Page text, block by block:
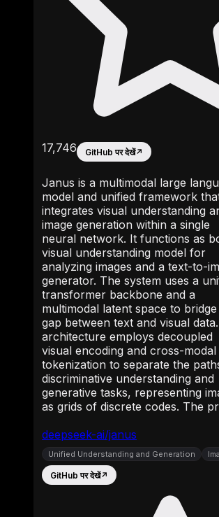
deepseek-ai/janus
17,746 GitHub पर देखें↗
Janus is a multimodal large
model and unified framework
integrates visual understanding
image generation within a single
neural network. It functions as
visual understanding model for
analyzing images and a text-to-
generator. The system uses a
transformer backbone and a
multimodal latent space to
gap between text and visual
architecture employs decoupled
visual encoding and cross-modal
tokenization to separate the
discriminative understanding and
generative tasks, representing
as grids of discrete codes. The
Unified Understanding and Generation
GitHub पर देखें↗